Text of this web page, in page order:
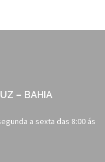
– BAHIA
a sexta das 8:00 ás